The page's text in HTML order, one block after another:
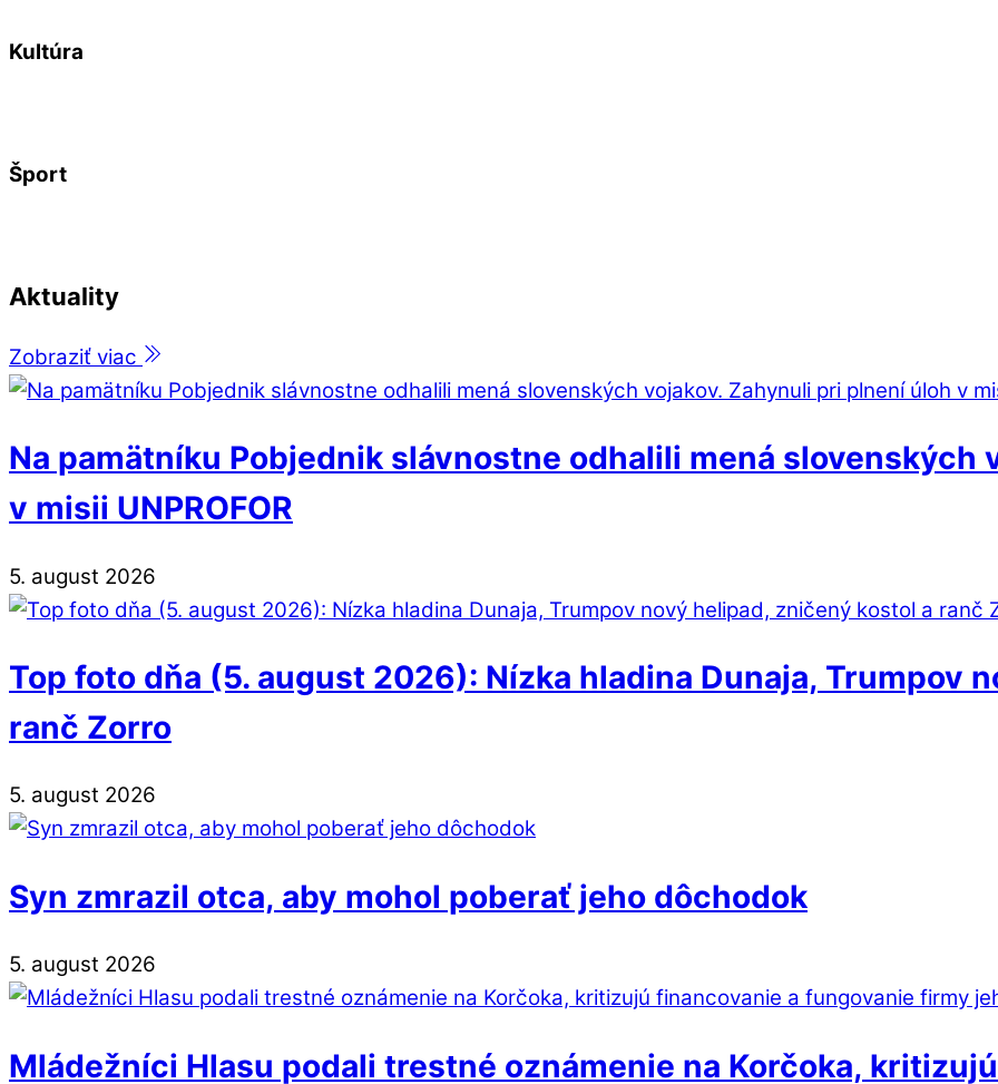
Kultúra
Šport
Aktuality
Zobraziť viac
Na pamätníku Pobjednik slávnostne odhalili mená slovenských
v misii UNPROFOR
5. august 2026
Top foto dňa (5. august 2026): Nízka hladina Dunaja, Trumpov
ranč Zorro
5. august 2026
Syn zmrazil otca, aby mohol poberať jeho dôchodok
5. august 2026
Mládežníci Hlasu podali trestné oznámenie na Korčoka,